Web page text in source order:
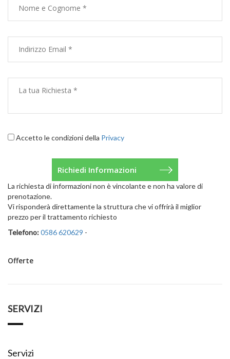
Accetto le condizioni della Privacy
La richiesta di informazioni non è vincolante e non ha valore di
prenotazione.
Vi risponderà direttamente la struttura che vi offrirà il miglior
prezzo per il trattamento richiesto
Telefono:0586 620629 -
Offerte
SERVIZI
Servizi